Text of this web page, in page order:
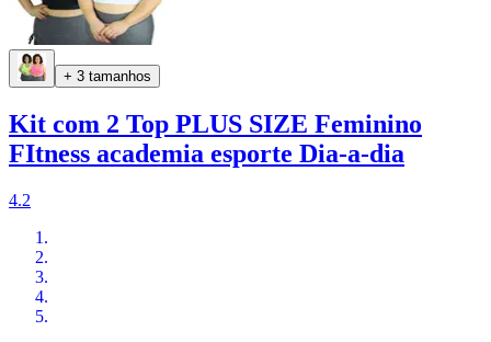
+ 3 tamanhos
Kit com 2 Top PLUS SIZE Feminino
FItness academia esporte Dia-a-dia
4.2